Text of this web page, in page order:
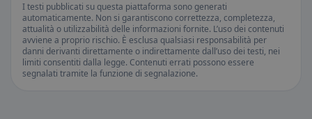
I testi pubblicati su questa piattaforma sono generati
automaticamente. Non si garantiscono correttezza, completezza,
attualità o utilizzabilità delle informazioni fornite. L’uso dei contenuti
avviene a proprio rischio. È esclusa qualsiasi responsabilità per
danni derivanti direttamente o indirettamente dall’uso dei testi, nei
limiti consentiti dalla legge. Contenuti errati possono essere
segnalati tramite la funzione di segnalazione.